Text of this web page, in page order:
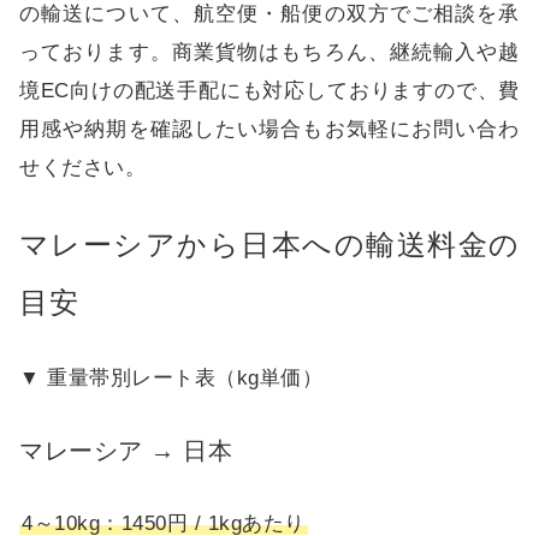
の輸送について、航空便・船便の双方でご相談を承
っております。商業貨物はもちろん、継続輸入や越
境EC向けの配送手配にも対応しておりますので、費
用感や納期を確認したい場合もお気軽にお問い合わ
せください。
マレーシアから日本への輸送料金の
目安
▼ 重量帯別レート表（kg単価）
マレーシア → 日本
4～10kg：1450円 / 1kgあたり